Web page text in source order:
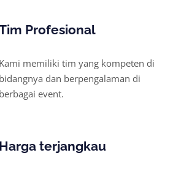
Profesional
Kami memiliki tim yang kompeten di
bidangnya dan berpengalaman di
berbagai event.
Harga terjangkau